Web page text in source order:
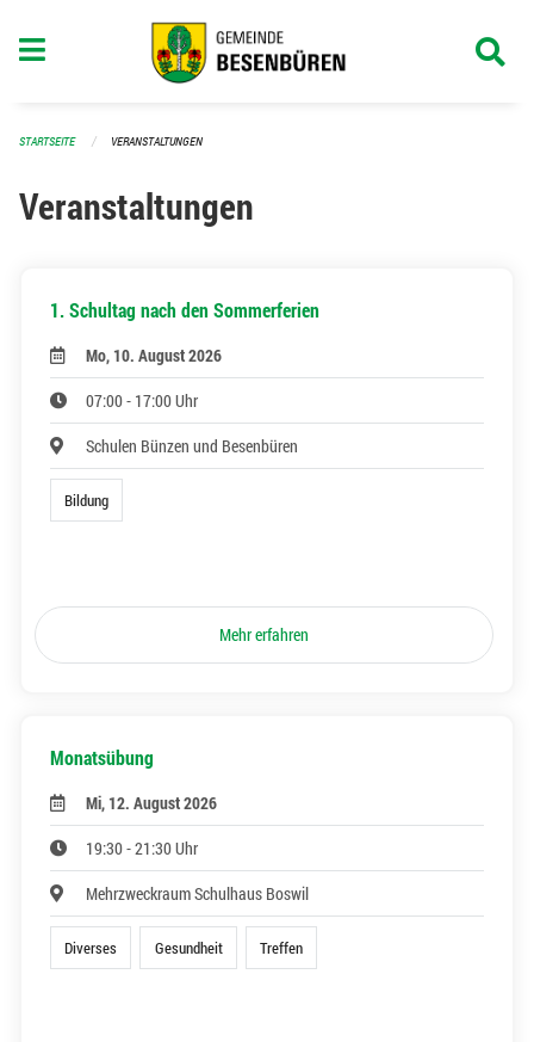
STARTSEITE VERANSTALTUNGEN
Veranstaltungen
1. Schultag nach den Sommerferien
Mo, 10. August 2026
07:00 - 17:00 Uhr
Schulen Bünzen und Besenbüren
Bildung
Mehr erfahren
Monatsübung
Mi, 12. August 2026
19:30 - 21:30 Uhr
Mehrzweckraum Schulhaus Boswil
Diverses Gesundheit Treffen